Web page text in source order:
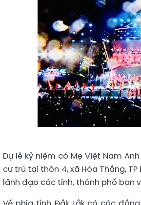
Dự lễ kỷ niệm có Mẹ Việt Nam
cư trú tại thôn 4, xã Hòa Thắng,
lãnh đạo các tỉnh, thành phố bạn